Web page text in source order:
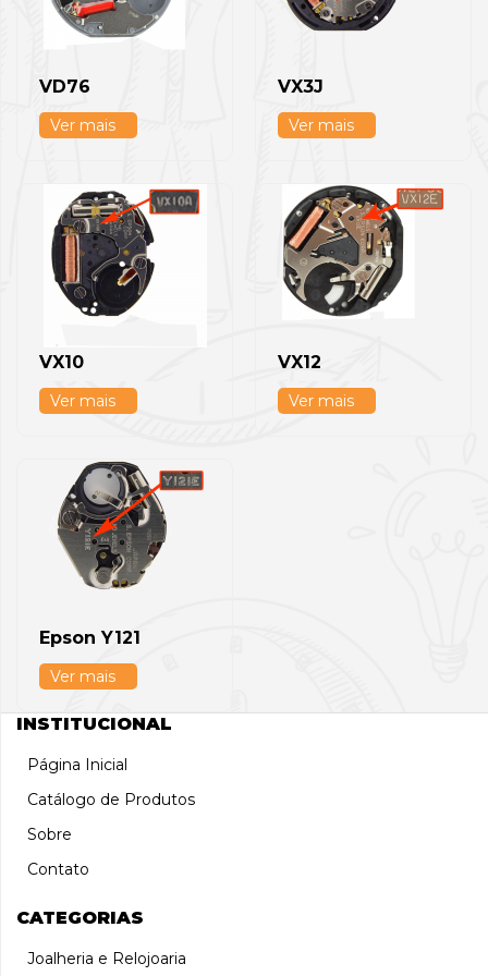
VD76
Ver mais
VX3J
Ver mais
VX10
Ver mais
VX12
Ver mais
Epson Y121
Ver mais
INSTITUCIONAL
Página Inicial
Catálogo de Produtos
Sobre
Contato
CATEGORIAS
Joalheria e Relojoaria